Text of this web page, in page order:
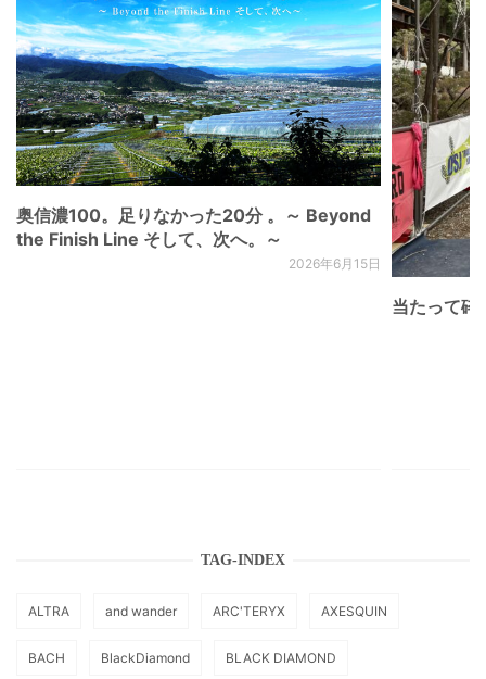
奥信濃100。足りなかった20分 。～ Beyond
the Finish Line そして、次へ。～
2026年6月15日
当たって砕
TAG-INDEX
ALTRA and wander ARC'TERYX AXESQUIN
BACH BlackDiamond BLACK DIAMOND